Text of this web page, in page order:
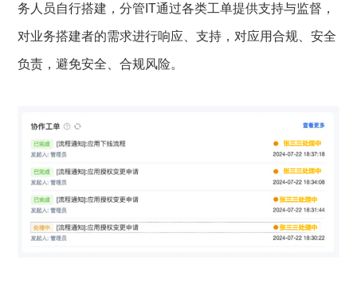
务人员自行搭建，分管IT通过各类工单提供支持与监督，
对业务搭建者的需求进行响应、支持，对应用合规、安全
负责，避免安全、合规风险。